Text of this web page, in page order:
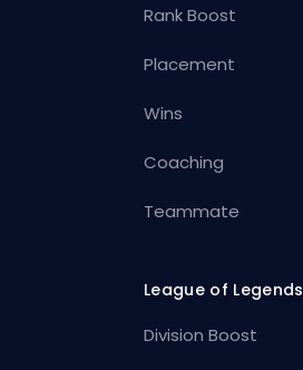
Rank Boost
Placement
Wins
Coaching
Teammate
League of Legends
Division Boost